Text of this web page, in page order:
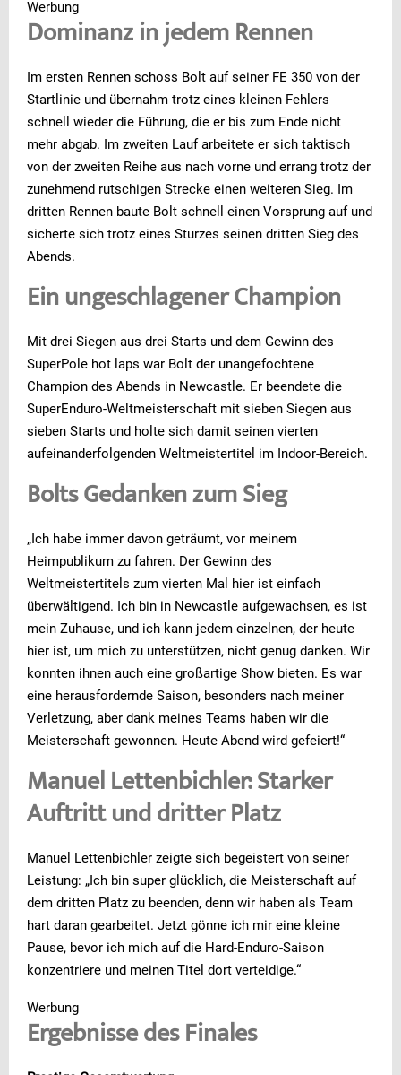
Werbung
Dominanz in jedem Rennen
Im ersten Rennen schoss Bolt auf seiner FE 350 von der
Startlinie und übernahm trotz eines kleinen Fehlers
schnell wieder die Führung, die er bis zum Ende nicht
mehr abgab. Im zweiten Lauf arbeitete er sich taktisch
von der zweiten Reihe aus nach vorne und errang trotz der
zunehmend rutschigen Strecke einen weiteren Sieg. Im
dritten Rennen baute Bolt schnell einen Vorsprung auf und
sicherte sich trotz eines Sturzes seinen dritten Sieg des
Abends.
Ein ungeschlagener Champion
Mit drei Siegen aus drei Starts und dem Gewinn des
SuperPole hot laps war Bolt der unangefochtene
Champion des Abends in Newcastle. Er beendete die
SuperEnduro-Weltmeisterschaft mit sieben Siegen aus
sieben Starts und holte sich damit seinen vierten
aufeinanderfolgenden Weltmeistertitel im Indoor-Bereich.
Bolts Gedanken zum Sieg
„Ich habe immer davon geträumt, vor meinem
Heimpublikum zu fahren. Der Gewinn des
Weltmeistertitels zum vierten Mal hier ist einfach
überwältigend. Ich bin in Newcastle aufgewachsen, es ist
mein Zuhause, und ich kann jedem einzelnen, der heute
hier ist, um mich zu unterstützen, nicht genug danken. Wir
konnten ihnen auch eine großartige Show bieten. Es war
eine herausfordernde Saison, besonders nach meiner
Verletzung, aber dank meines Teams haben wir die
Meisterschaft gewonnen. Heute Abend wird gefeiert!“
Manuel Lettenbichler: Starker
Auftritt und dritter Platz
Manuel Lettenbichler zeigte sich begeistert von seiner
Leistung: „Ich bin super glücklich, die Meisterschaft auf
dem dritten Platz zu beenden, denn wir haben als Team
hart daran gearbeitet. Jetzt gönne ich mir eine kleine
Pause, bevor ich mich auf die Hard-Enduro-Saison
konzentriere und meinen Titel dort verteidige.“
Werbung
Ergebnisse des Finales